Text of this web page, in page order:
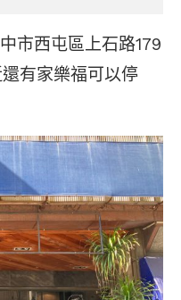
市西屯區上石路179
有家樂福可以停